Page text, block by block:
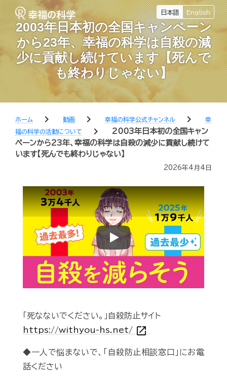
日本語 English
2003年日本初の全国キャンペーン
から23年、幸福の科学は自殺の減
少に貢献し続けています【死んで
も終わりじゃない】
ホーム chevron_right 動画 chevron_right 幸福の科学公式チャンネル chevron_right
幸
福の科学の活動について
chevron_right
2003年日本初の全国キャン
ペーンから23年、幸福の科学は自殺の減少に貢献し続けて
います【死んでも終わりじゃない】
2026年4月4日
Play
「死なないでください。」自殺防止サイト
https://withyou-hs.net/ open_in_new
◆一人で悩まないで、「自殺防止相談窓口」にお電
話ください